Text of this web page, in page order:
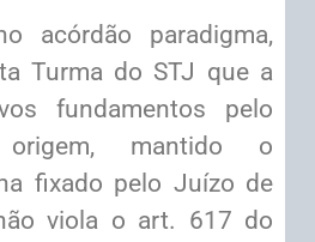
acórdão paradigma,
Turma do STJ que a
fundamentos pelo
mantido o
fixado pelo Juízo de
viola o art. 617 do